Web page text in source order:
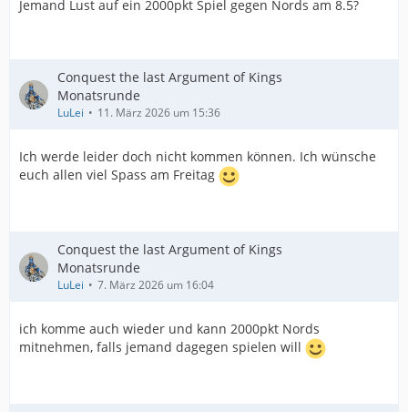
Jemand Lust auf ein 2000pkt Spiel gegen Nords am 8.5?
Conquest the last Argument of Kings
Monatsrunde
LuLei 11. März 2026 um 15:36
Ich werde leider doch nicht kommen können. Ich wünsche
euch allen viel Spass am Freitag
Conquest the last Argument of Kings
Monatsrunde
LuLei 7. März 2026 um 16:04
ich komme auch wieder und kann 2000pkt Nords
mitnehmen, falls jemand dagegen spielen will